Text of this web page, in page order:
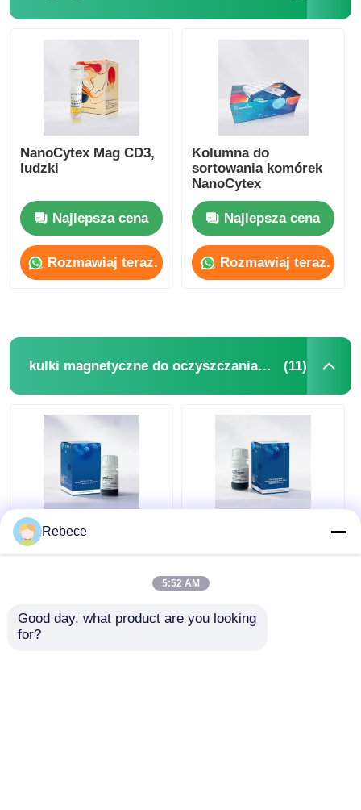
NanoCytex Mag CD3,
ludzki
Najlepsza cena
Rozmawiaj teraz.
Kolumna do
sortowania komórek
NanoCytex
Najlepsza cena
Rozmawiaj teraz.
kulki magnetyczne do oczyszczania białek (11)
Rebeads Magrose
NTA-Ni magnetyczne
koraliki
Białko A Magnetyczne
Rebece
5:52 AM
Good day, what product are you looking
for?